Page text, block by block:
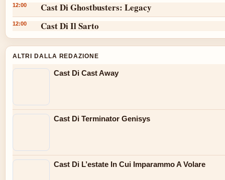
12:00 Cast Di Ghostbusters: Legacy
12:00 Cast Di Il Sarto
ALTRI DALLA REDAZIONE
Cast Di Cast Away
Cast Di Terminator Genisys
Cast Di L’estate In Cui Imparammo A Volare